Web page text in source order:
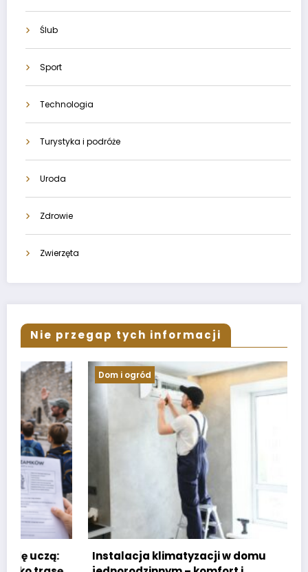
Ślub
Sport
Technologia
Turystyka i podróże
Uroda
Zdrowie
Zwierzęta
Nie przegap tych informacji
Dom i ogród
Instalacja klimatyzacji w domu